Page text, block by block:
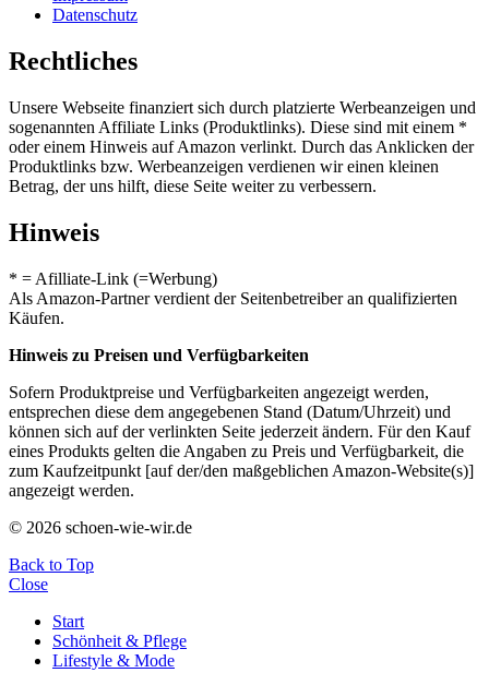
Datenschutz
Rechtliches
Unsere Webseite finanziert sich durch platzierte Werbeanzeigen und
sogenannten Affiliate Links (Produktlinks). Diese sind mit einem *
oder einem Hinweis auf Amazon verlinkt. Durch das Anklicken der
Produktlinks bzw. Werbeanzeigen verdienen wir einen kleinen
Betrag, der uns hilft, diese Seite weiter zu verbessern.
Hinweis
* = Afilliate-Link (=Werbung)
Als Amazon-Partner verdient der Seitenbetreiber an qualifizierten
Käufen.
Hinweis zu Preisen und Verfügbarkeiten
Sofern Produktpreise und Verfügbarkeiten angezeigt werden,
entsprechen diese dem angegebenen Stand (Datum/Uhrzeit) und
können sich auf der verlinkten Seite jederzeit ändern. Für den Kauf
eines Produkts gelten die Angaben zu Preis und Verfügbarkeit, die
zum Kaufzeitpunkt [auf der/den maßgeblichen Amazon-Website(s)]
angezeigt werden.
© 2026 schoen-wie-wir.de
Back to Top
Close
Start
Schönheit & Pflege
Lifestyle & Mode